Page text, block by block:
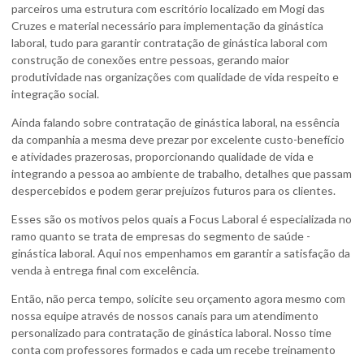
parceiros uma estrutura com escritório localizado em Mogi das
Cruzes e material necessário para implementação da ginástica
laboral, tudo para garantircontratação de ginástica laboral com
construção de conexões entre pessoas, gerando maior
produtividade nas organizações com qualidade de vida respeito e
integração social.
Ainda falando sobrecontratação de ginástica laboral, na essência
da companhia a mesma deve prezar por excelente custo-benefício
e atividades prazerosas, proporcionando qualidade de vida e
integrando a pessoa ao ambiente de trabalho, detalhes que passam
despercebidos e podem gerar prejuízos futuros para os clientes.
Esses são os motivos pelos quais a Focus Laboral é especializada no
ramo quanto se trata de empresas do segmento de saúde -
ginástica laboral. Aqui nos empenhamos em garantir a satisfação da
venda à entrega final com excelência.
Então, não perca tempo, solicite seu orçamento agora mesmo com
nossa equipe através de nossos canais para um atendimento
personalizado para contratação de ginástica laboral. Nosso time
conta com professores formados e cada um recebe treinamento